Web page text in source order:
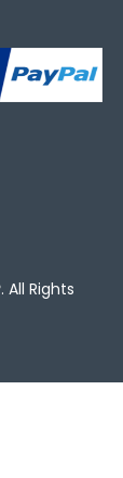
. All Rights